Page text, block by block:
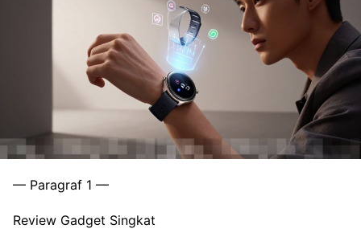
— Paragraf 1 —
Review Gadget Singkat